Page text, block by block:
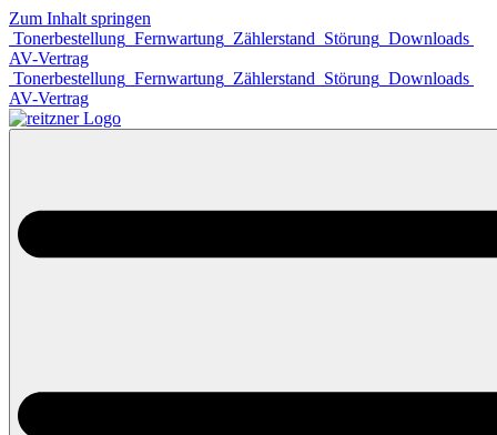
Zum Inhalt springen
Tonerbestellung Fernwartung Zählerstand Störung Downloads
AV-Vertrag
Tonerbestellung Fernwartung Zählerstand Störung Downloads
AV-Vertrag